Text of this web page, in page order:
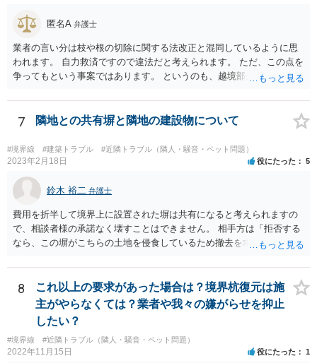
匿名A 弁護士
業者の言い分は枝や根の切除に関する法改正と混同しているように思
われます。 自力救済ですので違法だと考えられます。 ただ、この点を
争ってもという事案ではあります。 というのも、越境部分の解消に関
業者が費用負担を求めない場合は、経済的に見て得と評価できる面が
あるからです。 売主・隣地所有者・ご自身で現場と事実関係を確認し
たうえで、売主に一定の責任を問う形になろうかと思います（ただ、
微々たるものになってしまうかと思います）
7 隣地との共有塀と隣地の建設物について
#境界線 #建築トラブル #近隣トラブル（隣人・騒音・ペット問題）
2023年2月18日 役にたった 5
鈴木 裕二 弁護士
費用を折半して境界上に設置された塀は共有になると考えられますの
で、相談者様の承諾なく壊すことはできません。 相手方は「拒否する
なら、この塀がこちらの土地を侵食しているため撤去を求める手続き
ているわけですから、相談者様の同意なく塀の撤去を求めることは法
的には難しいように思われます。 また、「隣地（相談者様）の許可」
というのが何の許可を示しているのか判然としませんが、一般に、高
層建築物の建築確認を得る際は、近隣住民と協議してその建築に関し
同意を得るよう行政指導が行われておりますので、（推測になってし
まいますが）この同意を得ている旨虚偽の申請を行い、建築許可を得
たのかもしれません。 近隣住民の同意は必須の要件ではないため、直
8
これ以上の要求があった場合は？境界杭復元は施
主がやらなくては？業者や我々の嫌がらせを抑止
したい？
#境界線 #近隣トラブル（隣人・騒音・ペット問題）
2022年11月15日 役にたった 1